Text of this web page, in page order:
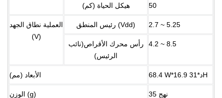
هيكل الحياة (كم) 50
العملية نطاق الجهد
(V)
رئيس المنطق (Vdd) 2.7 ~ 5.25
رأس محرك الأقراص(نائب
الرئيس)
4.2 ~ 8.5
الأبعاد (مم) 68.4 W*16.9 د*31H
الوزن (g) نهج 35